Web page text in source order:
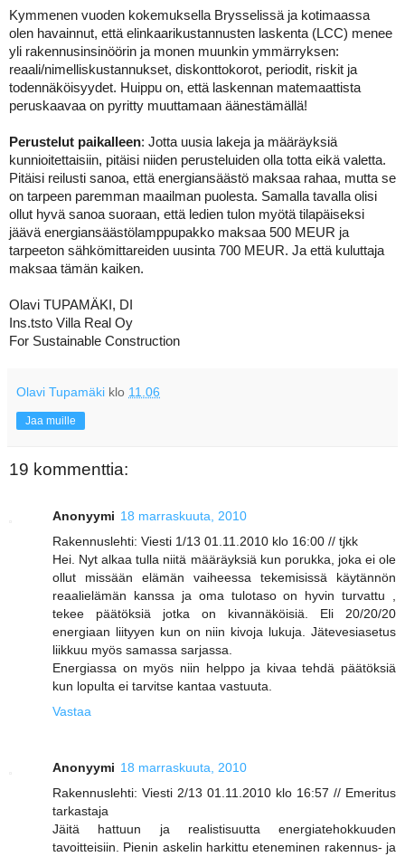
Kymmenen vuoden kokemuksella Brysselissä ja kotimaassa
olen havainnut, että elinkaarikustannusten laskenta (LCC) menee
yli rakennusinsinöörin ja monen muunkin ymmärryksen:
reaali/nimelliskustannukset, diskonttokorot, periodit, riskit ja
todennäköisyydet. Huippu on, että laskennan matemaattista
peruskaavaa on pyritty muuttamaan äänestämällä!
Perustelut paikalleen: Jotta uusia lakeja ja määräyksiä
kunnioitettaisiin, pitäisi niiden perusteluiden olla totta eikä valetta.
Pitäisi reilusti sanoa, että energiansäästö maksaa rahaa, mutta se
on tarpeen paremman maailman puolesta. Samalla tavalla olisi
ollut hyvä sanoa suoraan, että ledien tulon myötä tilapäiseksi
jäävä energiansäästölamppupakko maksaa 500 MEUR ja
tarpeeton sähkömittareiden uusinta 700 MEUR. Ja että kuluttaja
maksaa tämän kaiken.
Olavi TUPAMÄKI, DI
Ins.tsto Villa Real Oy
For Sustainable Construction
Olavi Tupamäki klo 11.06
Jaa muille
19 kommenttia:
Anonyymi 18 marraskuuta, 2010
Rakennuslehti: Viesti 1/13 01.11.2010 klo 16:00 // tjkk
Hei. Nyt alkaa tulla niitä määräyksiä kun porukka, joka ei ole
ollut missään elämän vaiheessa tekemisissä käytännön
reaalielämän kanssa ja oma tulotaso on hyvin turvattu ,
tekee päätöksiä jotka on kivannäköisiä. Eli 20/20/20
energiaan liityyen kun on niin kivoja lukuja. Jätevesiasetus
liikkuu myös samassa sarjassa.
Energiassa on myös niin helppo ja kivaa tehdä päätöksiä
kun lopulta ei tarvitse kantaa vastuuta.
Vastaa
Anonyymi 18 marraskuuta, 2010
Rakennuslehti: Viesti 2/13 01.11.2010 klo 16:57 // Emeritus
tarkastaja
Jäitä hattuun ja realistisuutta energiatehokkuuden
tavoitteisiin. Pienin askelin harkittu eteneminen rakennus- ja